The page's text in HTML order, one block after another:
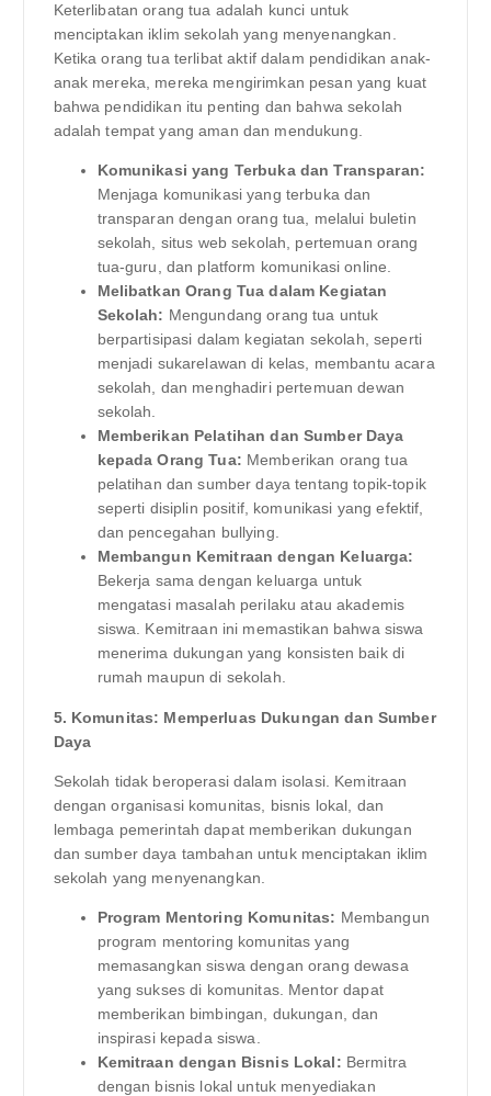
Keterlibatan orang tua adalah kunci untuk
menciptakan iklim sekolah yang menyenangkan.
Ketika orang tua terlibat aktif dalam pendidikan anak-
anak mereka, mereka mengirimkan pesan yang kuat
bahwa pendidikan itu penting dan bahwa sekolah
adalah tempat yang aman dan mendukung.
Komunikasi yang Terbuka dan Transparan:
Menjaga komunikasi yang terbuka dan
transparan dengan orang tua, melalui buletin
sekolah, situs web sekolah, pertemuan orang
tua-guru, dan platform komunikasi online.
Melibatkan Orang Tua dalam Kegiatan
Sekolah: Mengundang orang tua untuk
berpartisipasi dalam kegiatan sekolah, seperti
menjadi sukarelawan di kelas, membantu acara
sekolah, dan menghadiri pertemuan dewan
sekolah.
Memberikan Pelatihan dan Sumber Daya
kepada Orang Tua: Memberikan orang tua
pelatihan dan sumber daya tentang topik-topik
seperti disiplin positif, komunikasi yang efektif,
dan pencegahan bullying.
Membangun Kemitraan dengan Keluarga:
Bekerja sama dengan keluarga untuk
mengatasi masalah perilaku atau akademis
siswa. Kemitraan ini memastikan bahwa siswa
menerima dukungan yang konsisten baik di
rumah maupun di sekolah.
5. Komunitas: Memperluas Dukungan dan Sumber
Daya
Sekolah tidak beroperasi dalam isolasi. Kemitraan
dengan organisasi komunitas, bisnis lokal, dan
lembaga pemerintah dapat memberikan dukungan
dan sumber daya tambahan untuk menciptakan iklim
sekolah yang menyenangkan.
Program Mentoring Komunitas: Membangun
program mentoring komunitas yang
memasangkan siswa dengan orang dewasa
yang sukses di komunitas. Mentor dapat
memberikan bimbingan, dukungan, dan
inspirasi kepada siswa.
Kemitraan dengan Bisnis Lokal: Bermitra
dengan bisnis lokal untuk menyediakan